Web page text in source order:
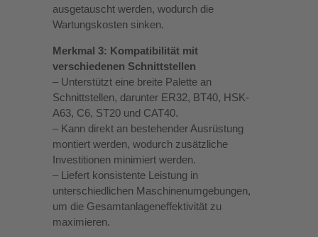
ausgetauscht werden, wodurch die
Wartungskosten sinken.
Merkmal 3: Kompatibilität mit
verschiedenen Schnittstellen
– Unterstützt eine breite Palette an
Schnittstellen, darunter ER32, BT40, HSK-
A63, C6, ST20 und CAT40.
– Kann direkt an bestehender Ausrüstung
montiert werden, wodurch zusätzliche
Investitionen minimiert werden.
– Liefert konsistente Leistung in
unterschiedlichen Maschinenumgebungen,
um die Gesamtanlageneffektivität zu
maximieren.